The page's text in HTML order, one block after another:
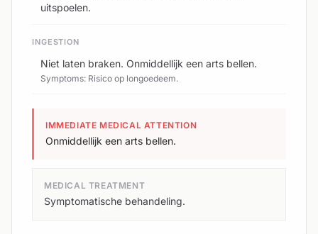
uitspoelen.
INGESTION
Niet laten braken. Onmiddellijk een arts bellen.
Symptoms: Risico op longoedeem.
IMMEDIATE MEDICAL ATTENTION
Onmiddellijk een arts bellen.
MEDICAL TREATMENT
Symptomatische behandeling.